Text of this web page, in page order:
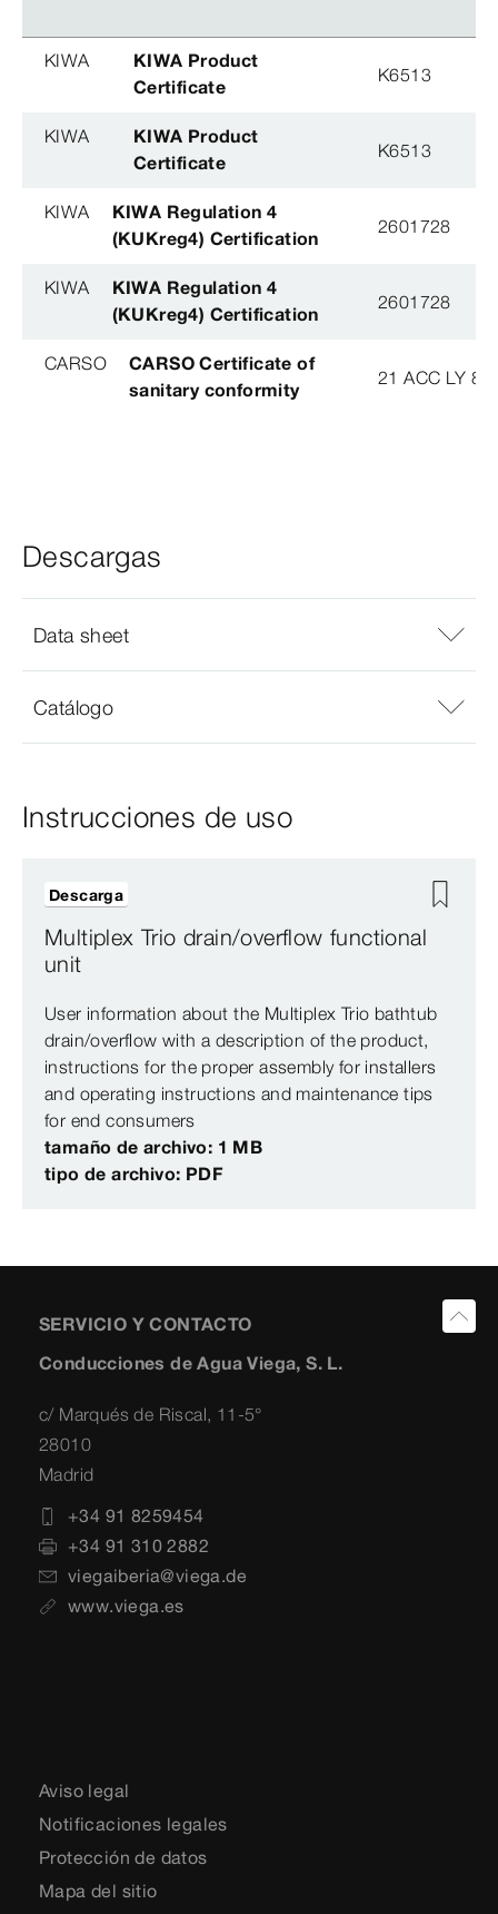
KIWA
KIWA Product
Certificate
K6513
KIWA
KIWA Product
Certificate
K6513
KIWA
KIWA Regulation 4
(KUKreg4) Certification
2601728
KIWA
KIWA Regulation 4
(KUKreg4) Certification
2601728
CARSO
CARSO Certificate of
sanitary conformity
21 ACC LY
Descargas
Data sheet
Catálogo
Instrucciones de uso
Multiplex Trio drain/overflow functional
unit
User information about the Multiplex Trio bathtub
drain/overflow with a description of the product,
instructions for the proper assembly for installers
and operating instructions and maintenance tips
for end consumers
tamaño de archivo: 1 MB
tipo de archivo: PDF
Descarga
SERVICIO Y CONTACTO
Conducciones de Agua Viega, S. L.
c/ Marqués de Riscal, 11-5°
28010
Madrid
+34 91 8259454
+34 91 310 2882
viegaiberia@viega.de
www.viega.es
Aviso legal
Notificaciones legales
Protección de datos
Mapa del sitio